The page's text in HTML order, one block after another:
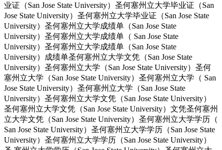
业证（San Jose State University）圣何塞州立大学毕业证（San
Jose State University）圣何塞州立大学毕业证（San Jose State
University）圣何塞州立大学成绩单（San Jose State
University）圣何塞州立大学成绩单（ San Jose State
University）圣何塞州立大学成绩单（San Jose State
University）成绩单圣何塞州立大学文凭（San Jose State
University）圣何塞州立大学（San Jose State University）圣何
塞州立大学（San Jose State University）圣何塞州立大学（ San
Jose State University）圣何塞州立大学（San Jose State
University）圣何塞州立大学文凭（San Jose State University）
圣何塞州立大学文凭（San Jose State University）文凭圣何塞州
立大学文凭（San Jose State University）圣何塞州立大学学历（
San Jose State University）圣何塞州立大学学历（San Jose State
University）圣何塞州立大学学历（San Jose State University）